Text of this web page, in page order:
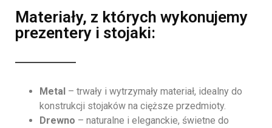
Materiały, z których wykonujemy
prezentery i stojaki:
Metal – trwały i wytrzymały materiał, idealny do
konstrukcji stojaków na cięższe przedmioty.
Drewno – naturalne i eleganckie, świetne do